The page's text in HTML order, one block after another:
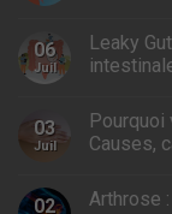
06
Juil
Leaky
03
Juil
Causes,
02 Arthrose